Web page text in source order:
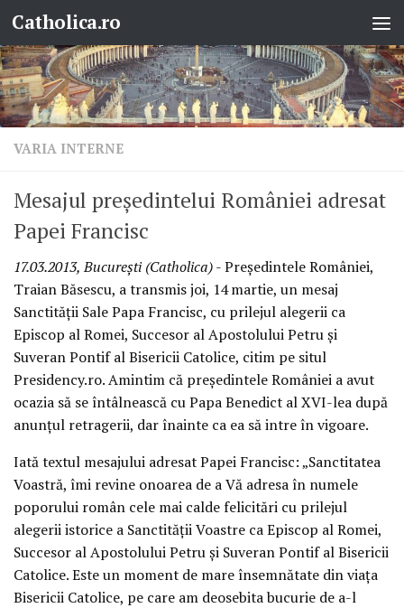
Skip to content
Catholica.ro
VARIA INTERNE
Mesajul preşedintelui României adresat
Papei Francisc
17.03.2013, Bucureşti (Catholica)- Preşedintele României,
Traian Băsescu, a transmis joi, 14 martie, un mesaj
Sanctităţii Sale Papa Francisc, cu prilejul alegerii ca
Episcop al Romei, Succesor al Apostolului Petru şi
Suveran Pontif al Bisericii Catolice, citim pe situl
Presidency.ro. Amintim că preşedintele României a avut
ocazia să se întâlnească cu Papa Benedict al XVI-lea după
anunţul retragerii, dar înainte ca ea să intre în vigoare.
Iată textul mesajului adresat Papei Francisc: „Sanctitatea
Voastră, îmi revine onoarea de a Vă adresa în numele
poporului român cele mai calde felicitări cu prilejul
alegerii istorice a Sanctităţii Voastre ca Episcop al Romei,
Succesor al Apostolului Petru şi Suveran Pontif al Bisericii
Catolice. Este un moment de mare însemnătate din viaţa
Bisericii Catolice, pe care am deosebita bucurie de a-l